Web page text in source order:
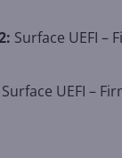
Surface UEFI –
Surface UEFI –